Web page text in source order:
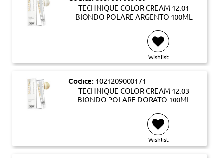
TECHNIQUE COLOR CREAM 12.01
BIONDO POLARE ARGENTO 100ML
Wishlist
Codice: 1021209000171
TECHNIQUE COLOR CREAM 12.03
BIONDO POLARE DORATO 100ML
Wishlist